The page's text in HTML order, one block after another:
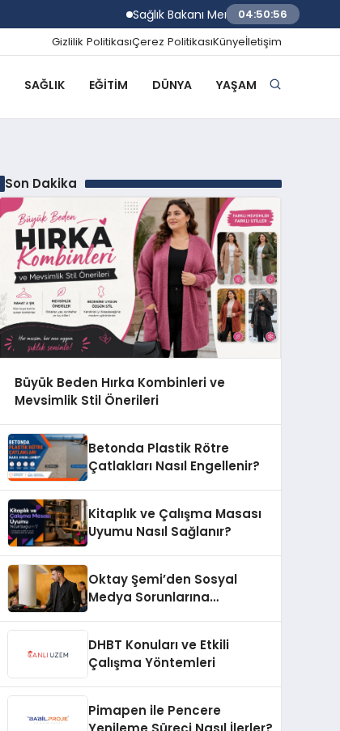
Sağlık Bakanı Memişoğlu Trabzon Şehir
04:50:57
Gizlilik PolitikasıÇerez PolitikasıKünyeİletişim
SAĞLIK EĞITIM DÜNYA YAŞAM
Son Dakika
Büyük Beden Hırka Kombinleri ve
Mevsimlik Stil Önerileri
Betonda Plastik Rötre
Çatlakları Nasıl Engellenir?
Kitaplık ve Çalışma Masası
Uyumu Nasıl Sağlanır?
Oktay Şemi’den Sosyal
Medya Sorunlarına
DHBT Konuları ve Etkili
Çalışma Yöntemleri
Pimapen ile Pencere